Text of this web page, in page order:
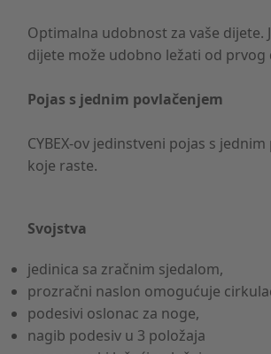
Optimalna udobnost za vaše
dijete može udobno ležati od prvog
Pojas s jednim povlačenjem
CYBEX-ov jedinstveni pojas s
koje raste.
Svojstva
jedinica sa zračnim sjedalom,
prozračni naslon omogućuje
podesivi oslonac za noge,
nagib podesiv u 3 položaja